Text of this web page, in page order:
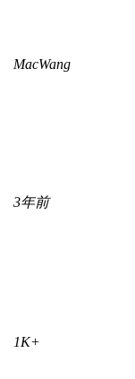
MacWang
3年前
1K+